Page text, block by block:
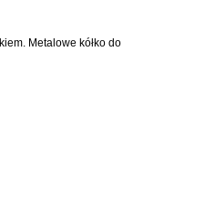
Metalowe kółko do